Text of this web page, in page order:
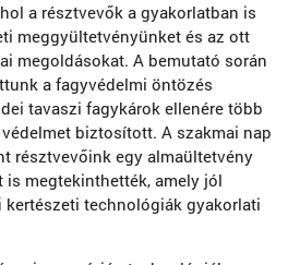
a résztvevők a gyakorlatban is
meggyültetvényünket és az ott
megoldásokat. A bemutató során
a fagyvédelmi öntözés
tavaszi fagykárok ellenére több
biztosított. A szakmai nap
résztvevőink egy almaültetvény
is megtekinthették, amely jól
kertészeti technológiák gyakorlati